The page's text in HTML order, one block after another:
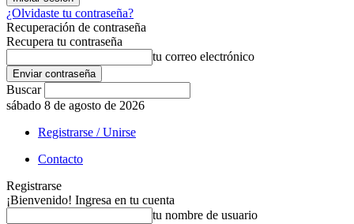
¿Olvidaste tu contraseña?
Recuperación de contraseña
Recupera tu contraseña
tu correo electrónico
Buscar
sábado 8 de agosto de 2026
Registrarse / Unirse
Contacto
Registrarse
¡Bienvenido! Ingresa en tu cuenta
tu nombre de usuario